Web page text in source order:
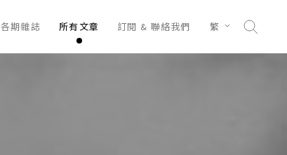
各期雜誌 所有文章 訂閱 & 聯絡我們 繁